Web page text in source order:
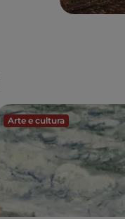
Arte e cultura